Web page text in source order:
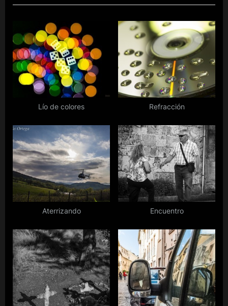
entradas
v
o
u
s
P
t
P
o
s
t
:
Lío de colores Refracción
Aterrizando Encuentro